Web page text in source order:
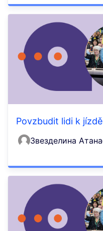
Povzbudit lidi k
Звезделина